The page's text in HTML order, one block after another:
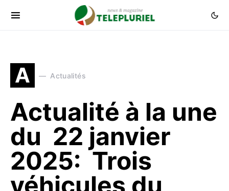
A Actualités
Actualité à la une
du 22 janvier
2025: Trois